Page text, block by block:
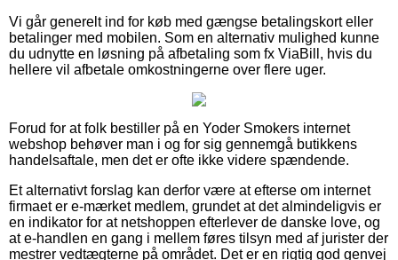
Vi går generelt ind for køb med gængse betalingskort eller
betalinger med mobilen. Som en alternativ mulighed kunne
du udnytte en løsning på afbetaling som fx ViaBill, hvis du
hellere vil afbetale omkostningerne over flere uger.
Forud for at folk bestiller på en Yoder Smokers internet
webshop behøver man i og for sig gennemgå butikkens
handelsaftale, men det er ofte ikke videre spændende.
Et alternativt forslag kan derfor være at efterse om internet
firmaet er e-mærket medlem, grundet at det almindeligvis er
en indikator for at netshoppen efterlever de danske love, og
at e-handlen en gang i mellem føres tilsyn med af jurister der
mestrer vedtægterne på området. Det er en rigtig god genvej